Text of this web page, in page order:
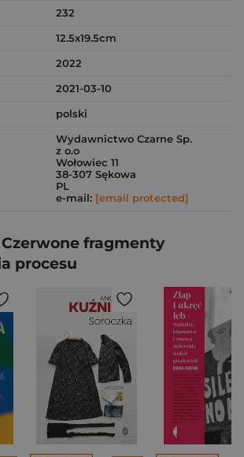
232
12.5x19.5cm
2022
2021-03-10
polski
Wydawnictwo Czarne Sp.
z o.o
Wołowiec 11
38-307 Sękowa
PL
e-mail: [email protected]
fragmenty
procesu